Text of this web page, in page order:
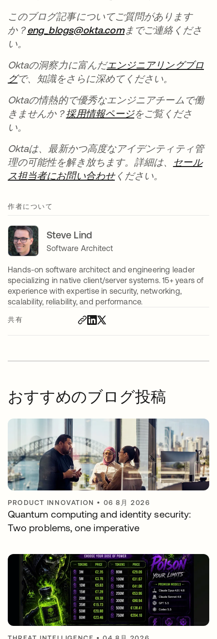
共有
このブログ記事についてご質問があります
か？eng_blogs@okta.com新しいタブで開く
までご連絡くださ
い。
Oktaの洞察力に富んだエンジニアリングブロ
グ新しいタブで開く
で、知識をさらに深めてください。
Oktaの情熱的で優秀なエンジニアチームで働
きませんか？採用情報ページ新しいタブで開く
をご覧くださ
い。
Oktaは、最新かつ高度なアイデンティティ管
理の可能性を解き放ちます。詳細は、
セール
ス担当者にお問い合わせ新しいタブで開く
ください。
作者について
Steve Lind
Software Architect
Hands-on software architect and engineering leader
specializing in native client/server systems. 15+ years of
experience with expertise in security, networking,
scalability, reliability, and performance.
おすすめのブログ投稿
PRODUCT INNOVATION • 06 8月 2026
Quantum computing and identity security:
Two problems, one imperative